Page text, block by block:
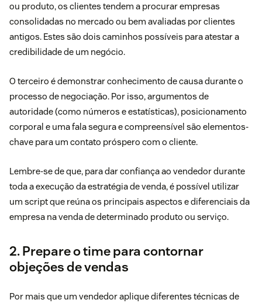
ou produto, os clientes tendem a procurar empresas
consolidadas no mercado ou bem avaliadas por clientes
antigos. Estes são dois caminhos possíveis para atestar a
credibilidade de um negócio.
O terceiro é demonstrar conhecimento de causa durante o
processo de negociação. Por isso, argumentos de
autoridade (como números e estatísticas), posicionamento
corporal e uma fala segura e compreensível são elementos-
chave para um contato próspero com o cliente.
Lembre-se de que, para dar confiança ao vendedor durante
toda a execução da estratégia de venda, é possível utilizar
um scriptque reúna os principais aspectos e diferenciais da
empresa na venda de determinado produto ou serviço.
2. Prepare o time para contornar
objeções de vendas
Por mais que um vendedor aplique diferentes técnicas de